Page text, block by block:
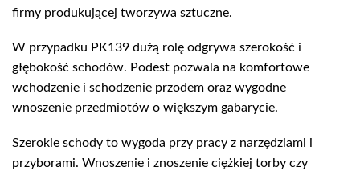
firmy produkującej tworzywa sztuczne.
W przypadku PK139 dużą rolę odgrywa szerokość i
głębokość schodów. Podest pozwala na komfortowe
wchodzenie i schodzenie przodem oraz wygodne
wnoszenie przedmiotów o większym gabarycie.
Szerokie schody to wygoda przy pracy z narzędziami i
przyborami. Wnoszenie i znoszenie ciężkiej torby czy